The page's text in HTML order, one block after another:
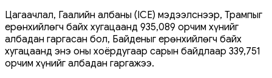
Цагаачлал, Гаалийн албаны (ICE) мэдээлснээр, Трампыг
ерөнхийлөгч байх хугацаанд 935,089 орчим хүнийг
албадан гаргасан бол, Байденыг ерөнхийлөгч байх
хугацаанд энэ оны хоёрдугаар сарын байдлаар 339,751
орчим хүнийг албадан гаргажээ.